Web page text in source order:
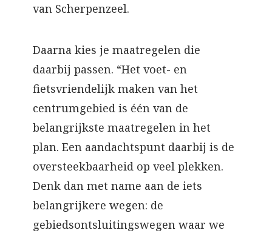
van Scherpenzeel.
Daarna kies je maatregelen die
daarbij passen. “Het voet- en
fietsvriendelijk maken van het
centrumgebied is één van de
belangrijkste maatregelen in het
plan. Een aandachtspunt daarbij is de
oversteekbaarheid op veel plekken.
Denk dan met name aan de iets
belangrijkere wegen: de
gebiedsontsluitingswegen waar we